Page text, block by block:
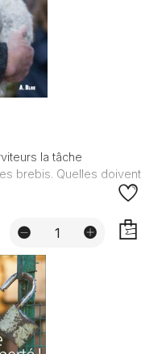
la tâche
brebis. Quelles doivent